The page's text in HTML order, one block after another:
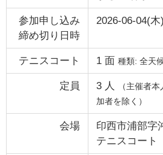
参加申し込み
締め切り日時
2026-06-04(
テニスコート 1面 種類: 全天
定員 3 人
（主催者
加者を除く）
会場
印西市浦部字
テニスコート